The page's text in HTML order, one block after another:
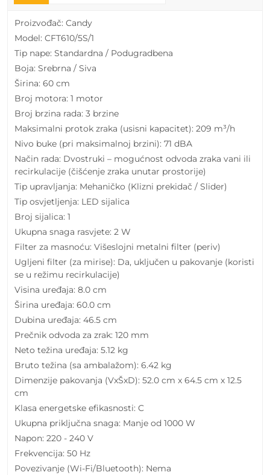
Proizvođač: Candy
Model: CFT610/5S/1
Tip nape: Standardna / Podugradbena
Boja: Srebrna / Siva
Širina: 60 cm
Broj motora: 1 motor
Broj brzina rada: 3 brzine
Maksimalni protok zraka (usisni kapacitet): 209 m³/h
Nivo buke (pri maksimalnoj brzini): 71 dBA
Način rada: Dvostruki – mogućnost odvoda zraka vani ili
recirkulacije (čišćenje zraka unutar prostorije)
Tip upravljanja: Mehaničko (Klizni prekidač / Slider)
Tip osvjetljenja: LED sijalica
Broj sijalica: 1
Ukupna snaga rasvjete: 2 W
Filter za masnoću: Višeslojni metalni filter (periv)
Ugljeni filter (za mirise): Da, uključen u pakovanje (koristi
se u režimu recirkulacije)
Visina uređaja: 8.0 cm
Širina uređaja: 60.0 cm
Dubina uređaja: 46.5 cm
Prečnik odvoda za zrak: 120 mm
Neto težina uređaja: 5.12 kg
Bruto težina (sa ambalažom): 6.42 kg
Dimenzije pakovanja (VxŠxD): 52.0 cm x 64.5 cm x 12.5
cm
Klasa energetske efikasnosti: C
Ukupna priključna snaga: Manje od 1000 W
Napon: 220 - 240 V
Frekvencija: 50 Hz
Povezivanje (Wi-Fi/Bluetooth): Nema